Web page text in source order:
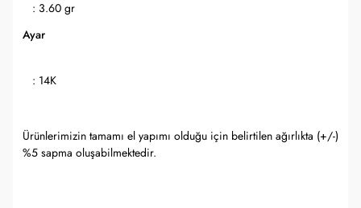
: 3.60 gr
Ayar
: 14K
Ürünlerimizin tamamı el yapımı olduğu için belirtilen ağırlıkta (+/-)
%5 sapma oluşabilmektedir.